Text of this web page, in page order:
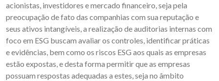
acionistas, investidores e mercado financeiro, seja pela
preocupação de fato das companhias com sua reputação e
seus ativos intangíveis, a realização de auditorias internas com
foco em ESG buscam avaliar os controles, identificar práticas
e evidências, bem como os riscos ESG aos quais as empresas
estão expostas, e desta forma permitir que as empresas
possuam respostas adequadas a estes, seja no âmbito